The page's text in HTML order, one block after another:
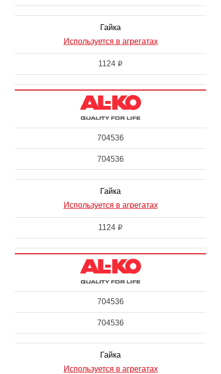
Гайка
Используется в агрегатах
1124 i
704536
704536
Гайка
Используется в агрегатах
1124 i
704536
704536
Гайка
Используется в агрегатах